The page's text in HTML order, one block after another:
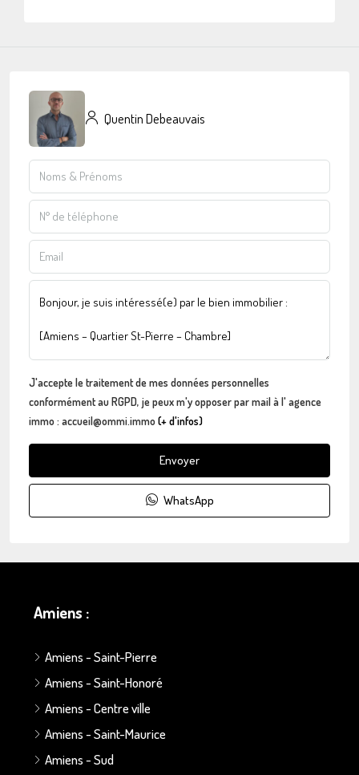
Quentin Debeauvais
J'accepte le traitement de mes données personnelles
conformément au RGPD, je peux m'y opposer par mail à l' agence
immo : accueil@ommi.immo(+ d'infos)
Envoyer
WhatsApp
Amiens :
Amiens - Saint-Pierre
Amiens - Saint-Honoré
Amiens - Centre ville
Amiens - Saint-Maurice
Amiens - Sud